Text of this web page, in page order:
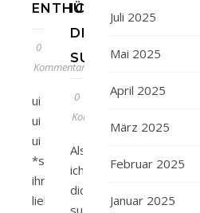
ENTHÜLLUNG
0
Kommentare
ui
ui
ui
*sabber*Huhu
ihr
lieben
ICH
DICH
SUCHTE
0
Kommentare
Als
ich
dich
suchte
Juli 2025
Mai 2025
April 2025
März 2025
Februar 2025
Januar 2025